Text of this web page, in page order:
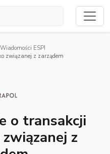
Wiadomości ESPI
związanej z zarządem
o transakcji
z